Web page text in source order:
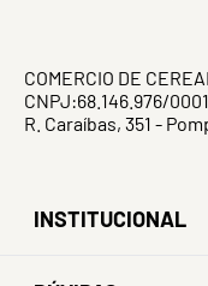
COMERCIO DE
CNPJ:68.146.976/
R. Caraíbas, 351 -
INSTITUCIONAL